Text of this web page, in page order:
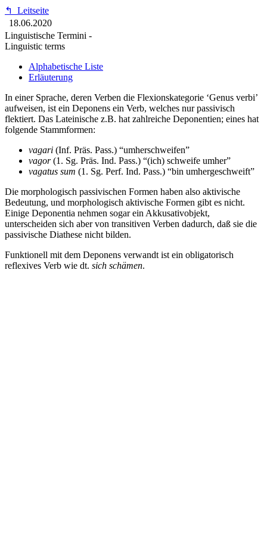
↰
Leitseite
18.06.2020
Linguistische Termini -
Linguistic terms
Alphabetische Liste
Erläuterung
In einer Sprache, deren Verben die Flexionskategorie ‘Genus verbi’
aufweisen, ist ein Deponens ein Verb, welches nur passivisch
flektiert. Das Lateinische z.B. hat zahlreiche Deponentien; eines hat
folgende Stammformen:
vagari (Inf. Präs. Pass.) “umherschweifen”
vagor(1. Sg. Präs. Ind. Pass.) “(ich) schweife umher”
vagatus sum (1. Sg. Perf. Ind. Pass.) “bin umhergeschweift”
Die morphologisch passivischen Formen haben also aktivische
Bedeutung, und morphologisch aktivische Formen gibt es nicht.
Einige Deponentia nehmen sogar ein Akkusativobjekt,
unterscheiden sich aber von transitiven Verben dadurch, daß sie die
passivische Diathese nicht bilden.
Funktionell mit dem Deponens verwandt ist ein obligatorisch
reflexives Verb wie dt. sich schämen.